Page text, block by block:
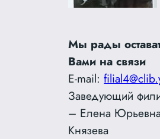
Мы рады
Вами на связи
E-mail:
Заведующий
– Елена
Князева